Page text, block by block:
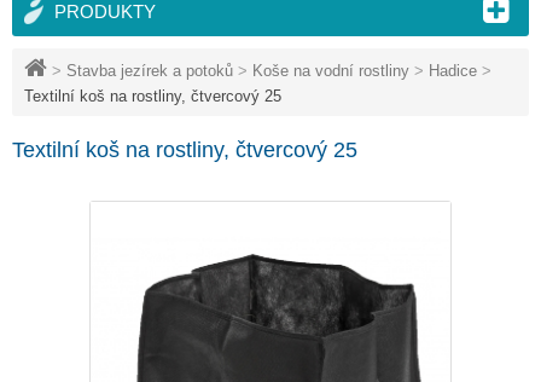
> Stavba jezírek a potoků > Koše na vodní rostliny > Hadice >
Textilní koš na rostliny, čtvercový 25
Textilní koš na rostliny, čtvercový 25
PRODUKTY